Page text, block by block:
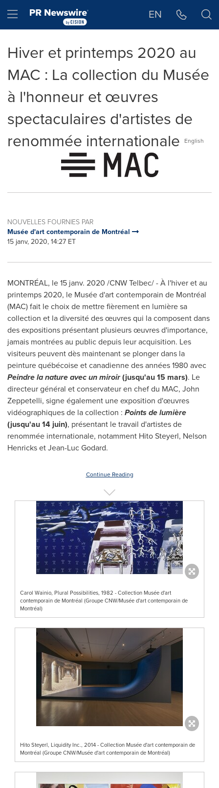
Hamburger menu EN
Hiver et printemps 2020 au
MAC : La collection du Musée
à l'honneur et œuvres
spectaculaires d'artistes de
renommée internationale
English
NOUVELLES FOURNIES PAR
Musée d'art contemporain de Montréal
15 janv, 2020, 14:27 ET
MONTRÉAL, le 15 janv. 2020 /CNW Telbec/ - À l'hiver et au
printemps 2020, le Musée d'art contemporain de Montréal
(MAC) fait le choix de mettre fièrement en lumière sa
collection et la diversité des œuvres qui la composent dans
des expositions présentant plusieurs œuvres d'importance,
jamais montrées au public depuis leur acquisition. Les
visiteurs peuvent dès maintenant se plonger dans la
peinture québécoise et canadienne des années 1980 avec
Peindre la nature avec un miroir(jusqu'au 15 mars). Le
directeur général et conservateur en chef du MAC, John
Zeppetelli, signe également une exposition d'œuvres
vidéographiques de la collection : Points de lumière
(jusqu'au 14 juin), présentant le travail d'artistes de
renommée internationale, notamment Hito Steyerl, Nelson
HenricksetJean-Luc Godard.
Continue Reading
Carol Wainio, Plural Possibilities, 1982 - Collection Musée d'art
contemporain de Montréal (Groupe CNW/Musée d'art contemporain de
Montréal)
Hito Steyerl, Liquidity Inc., 2014 - Collection Musée d'art contemporain de
Montréal (Groupe CNW/Musée d'art contemporain de Montréal)